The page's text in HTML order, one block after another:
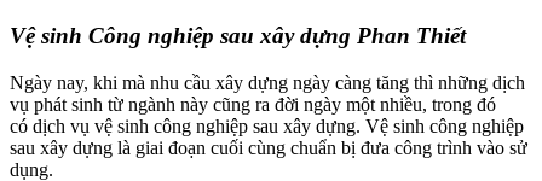
Vệ sinh Công nghiệp sau xây dựng Phan Thiết
Ngày nay, khi mà nhu cầu xây dựng ngày càng tăng thì những dịch
vụ phát sinh từ ngành này cũng ra đời ngày một nhiều, trong đó
có dịch vụ vệ sinh công nghiệp sau xây dựng. Vệ sinh công nghiệp
sau xây dựng là giai đoạn cuối cùng chuẩn bị đưa công trình vào sử
dụng.